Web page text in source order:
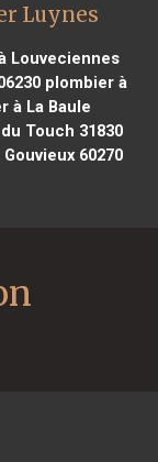
Luynes
Louveciennes
plombier à
à La Baule
Touch 31830
60270